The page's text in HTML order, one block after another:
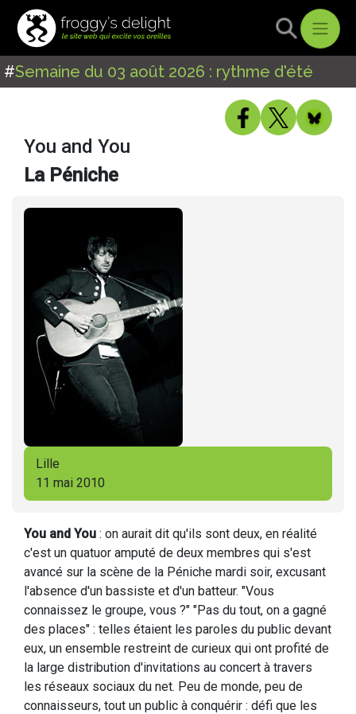
#Semaine du 03 août 2026 : rythme d'été
You and You
La Péniche
Lille
11 mai 2010
You and You : on aurait dit qu'ils sont deux, en réalité
c'est un quatuor amputé de deux membres qui s'est
avancé sur la scène de la Péniche mardi soir, excusant
l'absence d'un bassiste et d'un batteur. "Vous
connaissez le groupe, vous ?" "Pas du tout, on a gagné
des places" : telles étaient les paroles du public devant
eux, un ensemble restreint de curieux qui ont profité de
la large distribution d'invitations au concert à travers
les réseaux sociaux du net. Peu de monde, peu de
connaisseurs, tout un public à conquérir : défi que les